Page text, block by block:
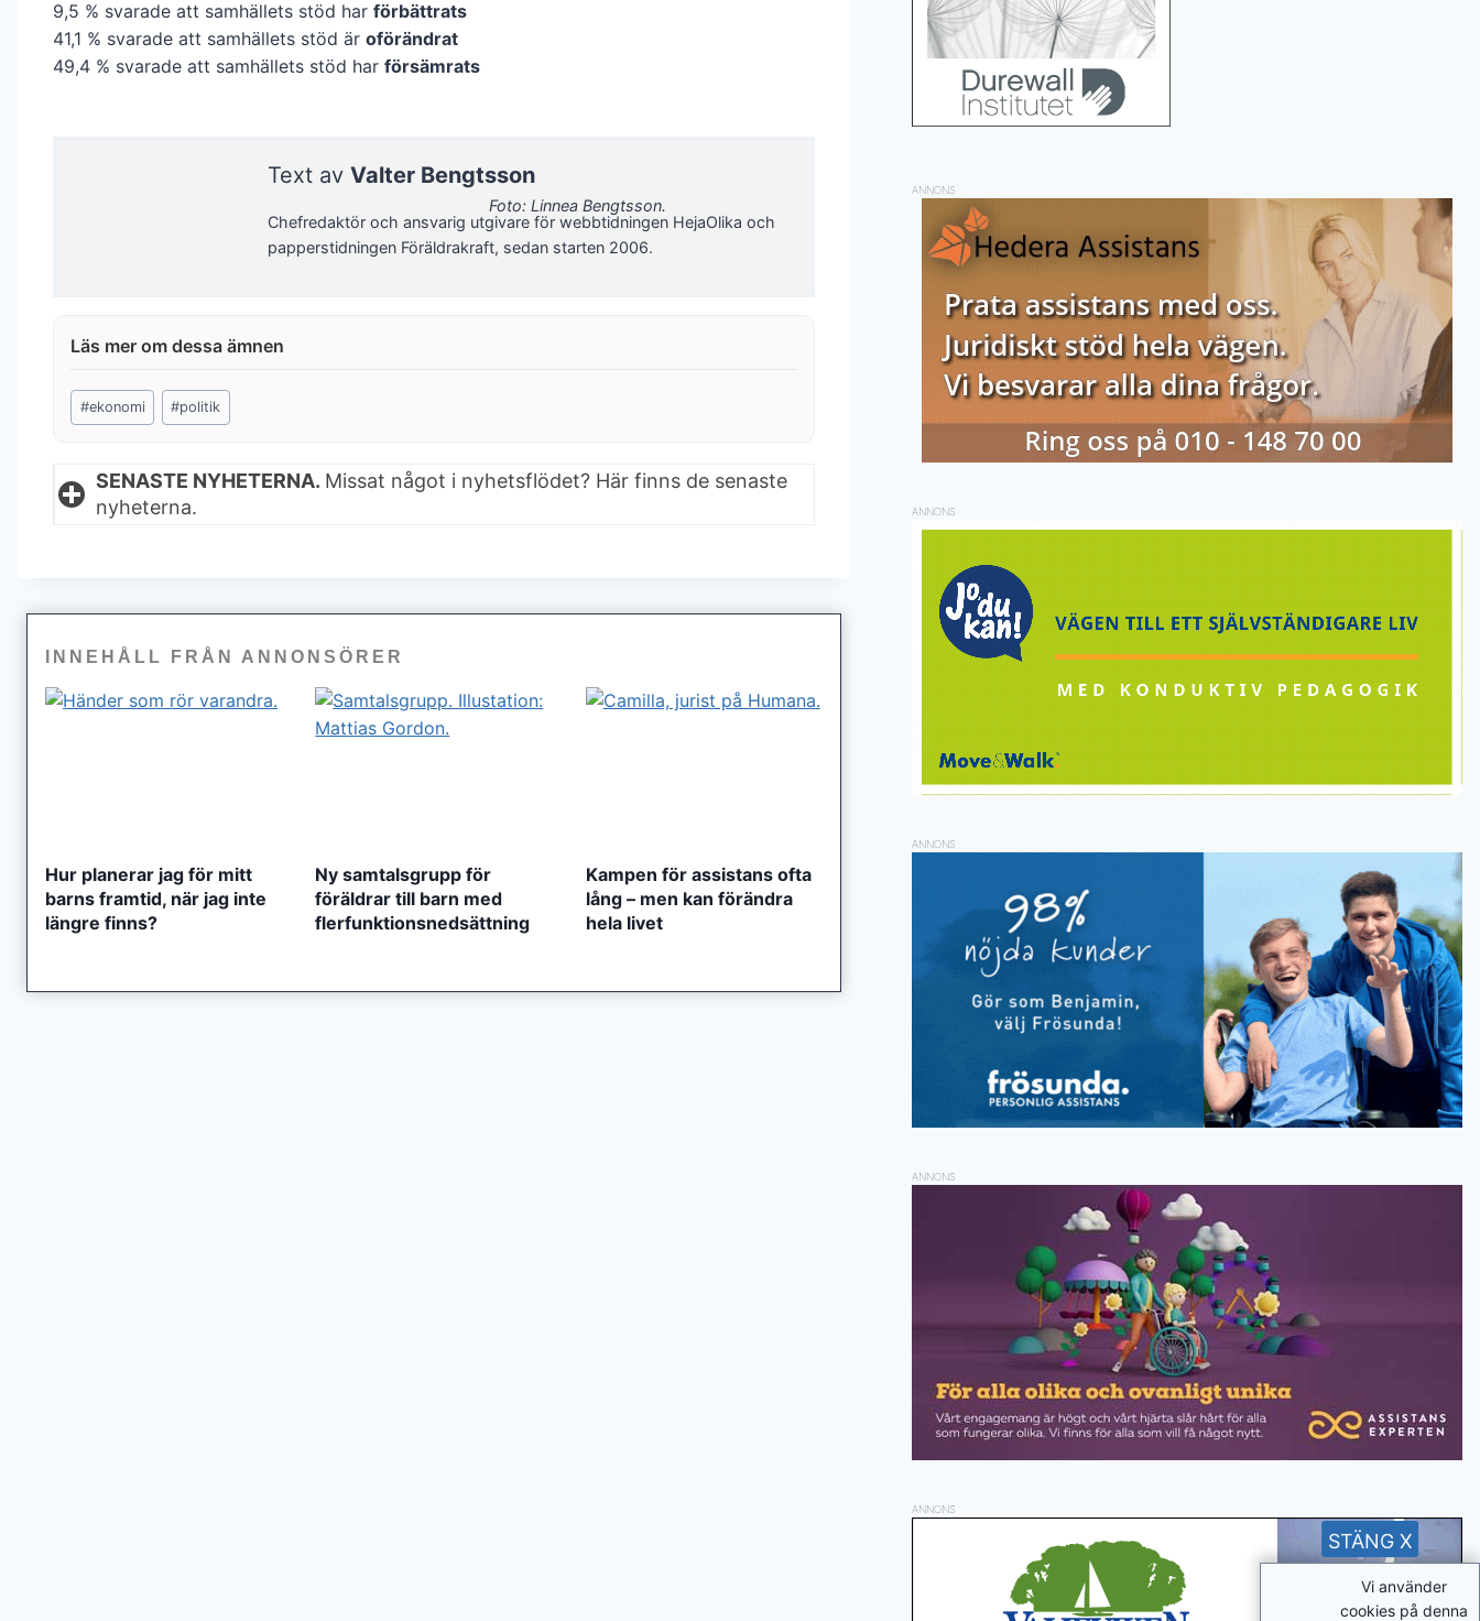
9,5 % svarade att samhällets stöd har förbättrats
41,1 % svarade att samhällets stöd är oförändrat
49,4 % svarade att samhällets stöd har försämrats
Foto: Linnea Bengtsson.
Text av Valter Bengtsson
Chefredaktör och ansvarig utgivare för webbtidningen HejaOlika och
papperstidningen Föräldrakraft, sedan starten 2006.
Post
Tags:
#ekonomi #politik
SENASTE NYHETERNA. Missat något i nyhetsflödet? Här finns de senaste
nyheterna.
INNEHÅLL FRÅN ANNONSÖRER
Hur planerar jag för mitt
barns framtid, när jag inte
längre finns?
Ny samtalsgrupp för
föräldrar till barn med
flerfunktionsnedsättning
Kampen för assistans ofta
lång – men kan förändra
hela livet
ANNONS
ANNONS
ANNONS
ANNONS
ANNONS
Vi använder
cookies på denna
STÄNG X